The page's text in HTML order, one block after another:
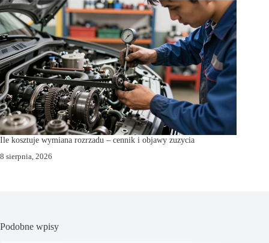
Ile kosztuje wymiana rozrzadu – cennik i objawy zuzycia
8 sierpnia, 2026
Podobne wpisy